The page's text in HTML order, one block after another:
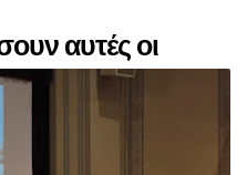
αυτές οι